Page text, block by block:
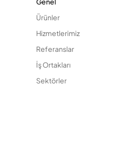
Ürünler
Hizmetlerimiz
Referanslar
İş Ortakları
Sektörler